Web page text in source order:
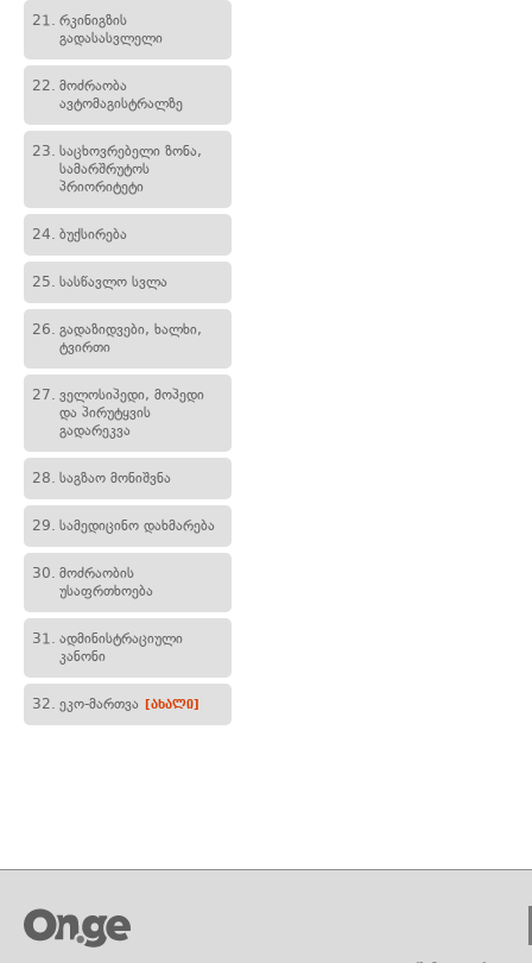
21. რკინიგზის
გადასასვლელი
22. მოძრაობა
ავტომაგისტრალზე
23. საცხოვრებელი ზონა,
სამარშრუტოს
პრიორიტეტი
24. ბუქსირება
25. სასწავლო სვლა
26. გადაზიდვები, ხალხი,
ტვირთი
27. ველოსიპედი, მოპედი
და პირუტყვის
გადარეკვა
28. საგზაო მონიშვნა
29. სამედიცინო დახმარება
30. მოძრაობის
უსაფრთხოება
31. ადმინისტრაციული
კანონი
32. ეკო-მართვა [ახალი]